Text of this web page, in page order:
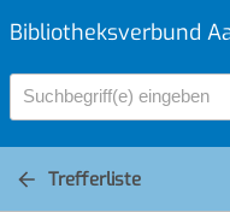
Bibliotheksverbund
Suchbegriff(e) eingeben
Trefferliste